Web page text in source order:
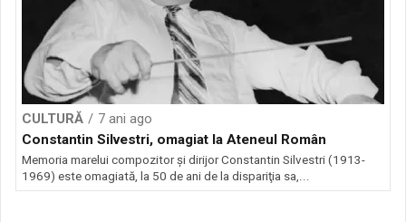
CULTURĂ
7 ani ago
Constantin Silvestri, omagiat la Ateneul Român
Memoria marelui compozitor şi dirijor Constantin Silvestri (1913-
1969) este omagiată, la 50 de ani de la dispariţia sa,...